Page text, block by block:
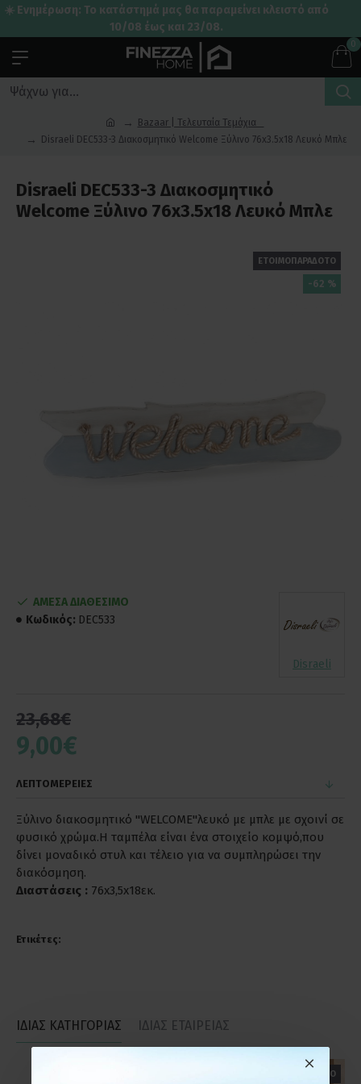
☀️ Ενημέρωση: Το κατάστημά μας θα παραμείνει κλειστό από
10/08 έως και 23/08.
0
Bazaar | Τελευταία Τεμάχια
Disraeli DEC533-3 Διακοσμητικό Welcome Ξύλινο 76x3.5x18 Λευκό Μπλε
Disraeli DEC533-3 Διακοσμητικό
Welcome Ξύλινο 76x3.5x18 Λευκό Μπλε
ΕΤΟΙΜΟΠΑΡΑΔΟΤΟ
-62 %
9,00€
23,68€
ΑΜΕΣΑ ΔΙΑΘΕΣΙΜΟ
Κωδικός: DEC533
Disraeli
ΛΕΠΤΟΜΕΡΕΙΕΣ
Ξύλινο διακοσμητικό ''WELCOME''λευκό με μπλε με σχοινί σε
φυσικό χρώμα.Η ταμπέλα είναι ένα στοιχείο κομψό,που
δίνει μοναδικό στυλ και τέλειο για να συμπληρώσει την
διακόσμηση.
Διαστάσεις : 76x3,5x18εκ.
Ετικέτες:
ΙΔΙΑΣ ΚΑΤΗΓΟΡΙΑΣ ΙΔΙΑΣ ΕΤΑΙΡΕΙΑΣ
ΕΤΟΙΜΟΠΑΡΑΔΟΤΟ